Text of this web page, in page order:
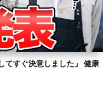
てすぐ決意しました」 健康